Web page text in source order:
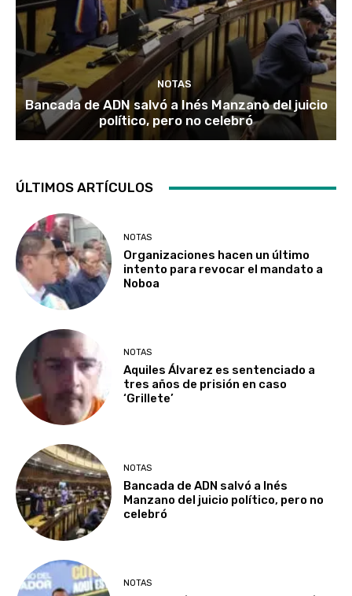
NOTAS
Bancada de ADN salvó a Inés Manzano del juicio
político, pero no celebró
ÚLTIMOS ARTÍCULOS
NOTAS
Organizaciones hacen un último
intento para revocar el mandato a
Noboa
NOTAS
Aquiles Álvarez es sentenciado a
tres años de prisión en caso
‘Grillete’
NOTAS
Bancada de ADN salvó a Inés
Manzano del juicio político, pero no
celebró
NOTAS